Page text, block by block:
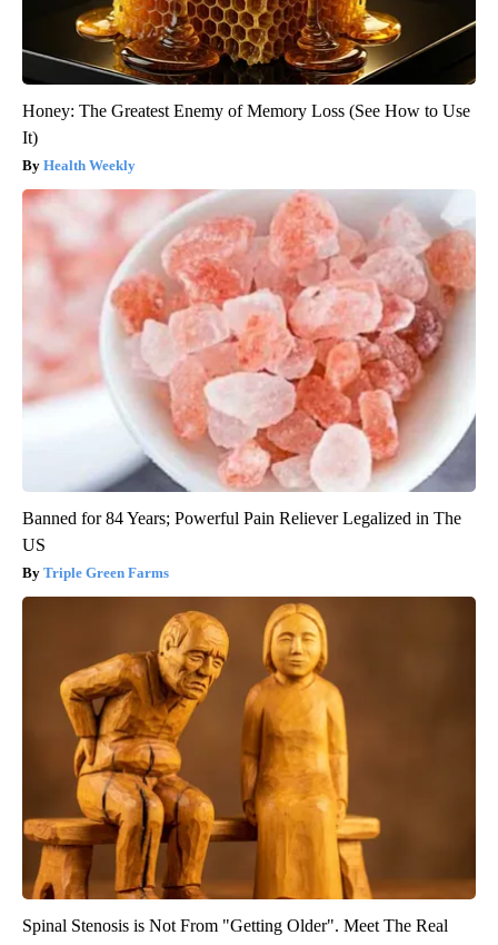
Honey: The Greatest Enemy of Memory Loss (See How to Use
It)
Health Weekly
Banned for 84 Years; Powerful Pain Reliever Legalized in The
US
Triple Green Farms
Spinal Stenosis is Not From "Getting Older". Meet The Real